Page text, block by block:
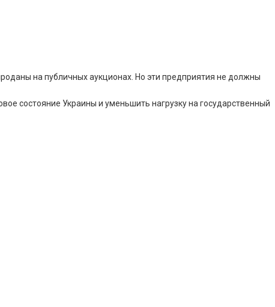
на публичных аукционах. Но эти предприятия не должны
состояние Украины и уменьшить нагрузку на государственный